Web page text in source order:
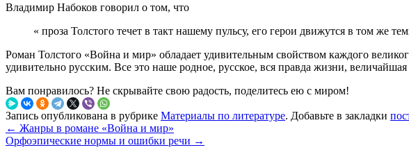
Владимир Набоков говорил о том, что
« проза Толстого течет в такт нашему пульсу, его герои движутся в том
Роман Толстого «Война и мир» обладает удивительным свойством каждого
удивительно русским. Все это наше родное, русское, вся правда жизни,
Вам понравилось? Не скрывайте свою радость, поделитесь ею с миром!
Запись опубликована в рубрике Материалы по литературе. Добавьте в закладки
← Жанры в романе «Война и мир»
Орфоэпические нормы и ошибки речи →